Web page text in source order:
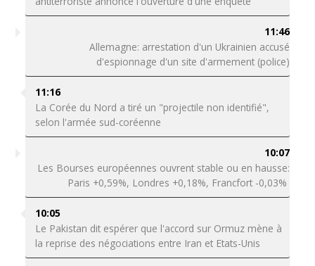
11:46
Allemagne: arrestation d'un Ukrainien accusé
d'espionnage d'un site d'armement (police)
11:16
La Corée du Nord a tiré un "projectile non identifié",
selon l'armée sud-coréenne
10:07
Les Bourses européennes ouvrent stable ou en hausse:
Paris +0,59%, Londres +0,18%, Francfort -0,03%
10:05
Le Pakistan dit espérer que l'accord sur Ormuz mène à
la reprise des négociations entre Iran et Etats-Unis